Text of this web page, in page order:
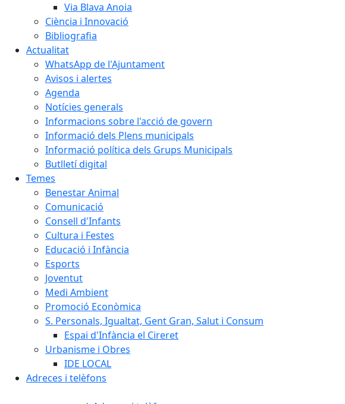
Via Blava Anoia
Ciència i Innovació
Bibliografia
Actualitat
WhatsApp de l'Ajuntament
Avisos i alertes
Agenda
Notícies generals
Informacions sobre l'acció de govern
Informació dels Plens municipals
Informació política dels Grups Municipals
Butlletí digital
Temes
Benestar Animal
Comunicació
Consell d'Infants
Cultura i Festes
Educació i Infància
Esports
Joventut
Medi Ambient
Promoció Econòmica
S. Personals, Igualtat, Gent Gran, Salut i Consum
Espai d'Infància el Cireret
Urbanisme i Obres
IDE LOCAL
Adreces i telèfons